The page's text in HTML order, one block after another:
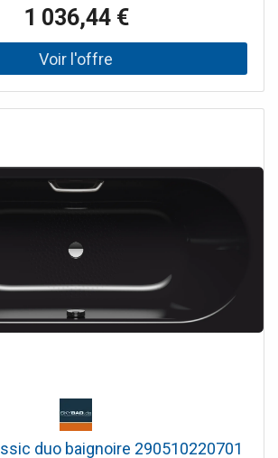
1 036,44 €
duo baignoire 290510220701